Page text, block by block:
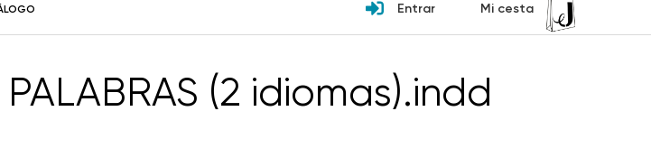
Entrar Mi cesta
(2 idiomas).indd